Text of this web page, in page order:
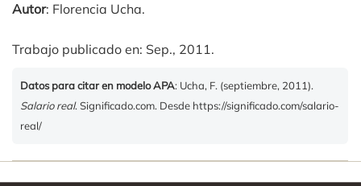
Autor: Florencia Ucha.
Trabajo publicado en: Sep., 2011.
Datos para citar en modelo APA: Ucha, F. (septiembre, 2011).
Salario real. Significado.com. Desde https://significado.com/salario-
real/